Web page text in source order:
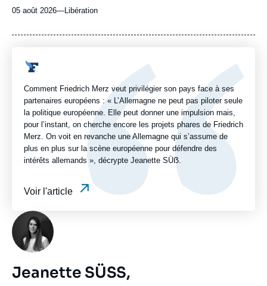
05 août 2026—Nom
journal,
Libération
Logo
Comment Friedrich Merz veut privilégier son pays face à ses
partenaires européens : « L’Allemagne ne peut pas piloter seule
la politique européenne. Elle peut donner une impulsion mais,
pour l’instant, on cherche encore les projets phares de Friedrich
Merz. On voit en revanche une Allemagne qui s’assume de
plus en plus sur la scène européenne pour défendre des
intérêts allemands », décrypte Jeanette SÜẞ.
Voir l'article
Photo
Jeanette SÜẞ,